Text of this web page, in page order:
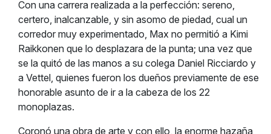
Con una carrera realizada a la perfección: sereno,
certero, inalcanzable, y sin asomo de piedad, cual un
corredor muy experimentado, Max no permitió a Kimi
Raikkonen que lo desplazara de la punta; una vez que
se la quitó de las manos a su colega Daniel Ricciardo y
a Vettel, quienes fueron los dueños previamente de ese
honorable asunto de ir a la cabeza de los 22
monoplazas.
Coronó una obra de arte y con ello, la enorme hazaña